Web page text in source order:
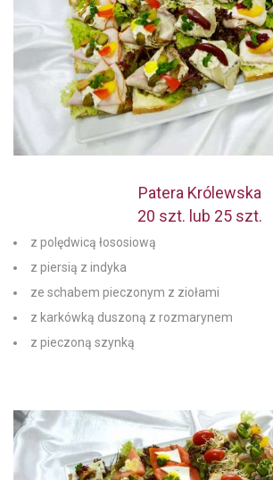
Patera Królewska
20 szt. lub 25 szt.
z polędwicą łososiową
z piersią z indyka
ze schabem pieczonym z ziołami
z karkówką duszoną z rozmarynem
z pieczoną szynką